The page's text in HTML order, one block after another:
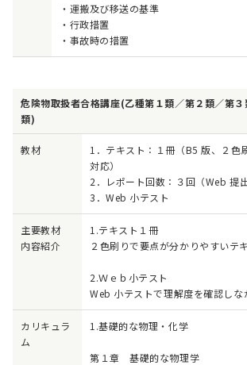
・運搬及び移送の基準
・行政措置
・事故時の措置
危険物取扱者合格講座(乙種第１類／第２類／第３
類)
教材
1．テキスト：１冊（B5 版、２色
対応）
2．レポート回数：３回（Web 提出
3．Web 小テスト
主要教材
内容紹介
1.テキスト１冊
２色刷りで要点が分かりやすいテ
2.Ｗｅｂ小テスト
Web 小テストで理解度を確認しな
カリキュラ
ム
1.基礎的な物理・化学
第１章 基礎的な物理学